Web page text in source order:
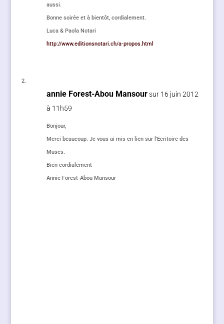
aussi.
Bonne soirée et à bientôt, cordialement.
Luca & Paola Notari
http://www.editionsnotari.ch/a-propos.html
annie Forest-Abou Mansour sur 16 juin 2012
à 11h59
Bonjour,
Merci beaucoup. Je vous ai mis en lien sur l’Ecritoire des
Muses.
Bien cordialement
Annie Forest-Abou Mansour